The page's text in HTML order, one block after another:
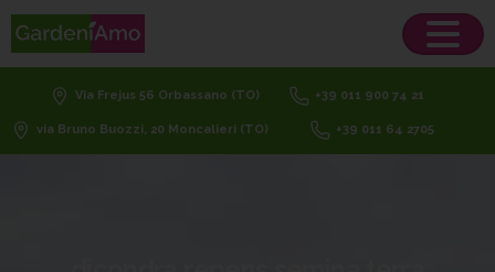
Via Frejus 56 Orbassano (TO) +39 011 900 74 21
via Bruno Buozzi, 20 Moncalieri (TO) +39 011 64 2705